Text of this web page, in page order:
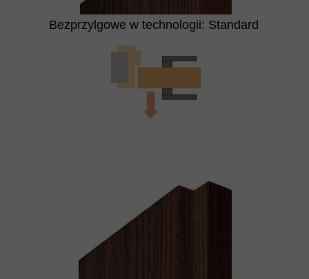
Bezprzylgowe w technologii: Standard